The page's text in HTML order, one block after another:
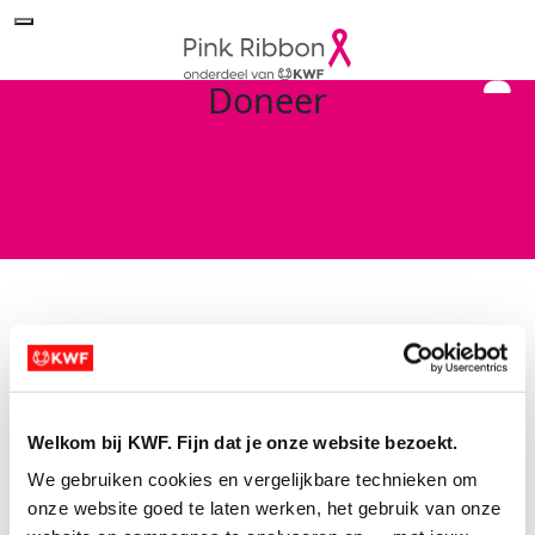
Welkom bij KWF. Fijn dat je onze website bezoekt.
We gebruiken cookies en vergelijkbare technieken om
onze website goed te laten werken, het gebruik van onze
Doneer
Search for a Fundraiser
Of doneer direct aan Pink Ribbon
Sorry no results returned for your